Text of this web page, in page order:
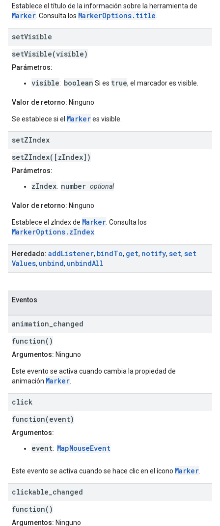
Establece el título de la información sobre la herramienta de
Marker . Consulta los MarkerOptions.title
setVisible
setVisible(visible)
Parámetros:
visible: boolean Si es true, el marcador es visible.
Valor de retorno: Ninguno
Se establece si el Markeres visible.
setZIndex
setZIndex([zIndex])
Parámetros:
zIndex: number optional
Valor de retorno: Ninguno
Establece el zIndex de Marker . Consulta los
MarkerOptions.zIndex
Heredado: addListener, bindTo, get, notify, set, set
Values, unbind, unbindAll
Eventos
animation changed
function()
Argumentos: Ninguno
Este evento se activa cuando cambia la propiedad de
animación Marker
click
function(event)
Argumentos:
event: MapMouseEvent
Este evento se activa cuando se hace clic en el ícono Marker
clickable changed
function()
Argumentos: Ninguno